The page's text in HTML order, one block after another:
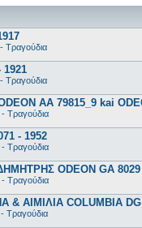
Τραγούδια
Τραγούδια
AA 79815_9 kai
Τραγούδια
- 1952
Τραγούδια
ODEON GA 8029
Τραγούδια
COLUMBIA DG
Τραγούδια